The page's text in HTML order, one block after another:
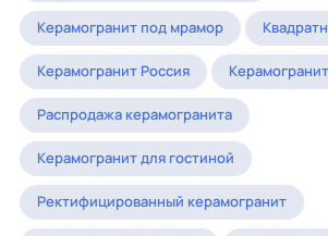
Керамогранит под мрамор
Керамогранит Россия
Распродажа керамогранита
Керамогранит для гостиной
Ректифицированный керамогранит